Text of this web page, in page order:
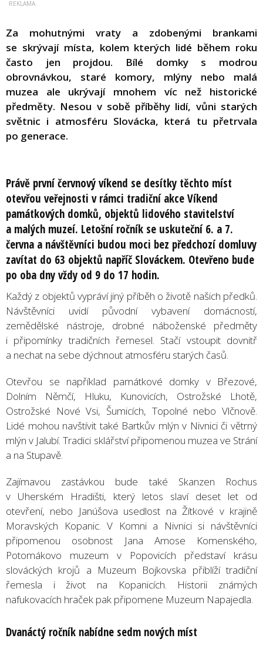
Za mohutnými vraty a zdobenými brankami
se skrývají místa, kolem kterých lidé během roku
často jen projdou. Bílé domky s modrou
obrovnávkou, staré komory, mlýny nebo malá
muzea ale ukrývají mnohem víc než historické
předměty. Nesou v sobě příběhy lidí, vůni starých
světnic i atmosféru Slovácka, která tu přetrvala
po generace.
Právě první červnový víkend se desítky těchto míst
otevřou veřejnosti v rámci tradiční akce Víkend
památkových domků, objektů lidového stavitelství
a malých muzeí. Letošní ročník se uskuteční 6. a 7.
června a návštěvníci budou moci bez předchozí domluvy
zavítat do 63 objektů napříč Slováckem. Otevřeno bude
po oba dny vždy od 9 do 17 hodin.
Každý z objektů vypráví jiný příběh o životě našich předků.
Návštěvníci uvidí původní vybavení domácností,
zemědělské nástroje, drobné náboženské předměty
i připomínky tradičních řemesel. Stačí vstoupit dovnitř
a nechat na sebe dýchnout atmosféru starých časů.
Otevřou se například památkové domky v Březové,
Dolním Němčí, Hluku, Kunovicích, Ostrožské Lhotě,
Ostrožské Nové Vsi, Šumicích, Topolné nebo Vlčnově.
Lidé mohou navštívit také Bartkův mlýn v Nivnici či větrný
mlýn v Jalubí. Tradici sklářství připomenou muzea ve Strání
a na Stupavě.
Zajímavou zastávkou bude také Skanzen Rochus
v Uherském Hradišti, který letos slaví deset let od
otevření, nebo Janúšova usedlost na Žítkové v krajině
Moravských Kopanic. V Komni a Nivnici si návštěvníci
připomenou osobnost Jana Amose Komenského,
Potomákovo muzeum v Popovicích představí krásu
slováckých krojů a Muzeum Bojkovska přiblíží tradiční
řemesla i život na Kopanicích. Historii známých
nafukovacích hraček pak připomene Muzeum Napajedla.
Dvanáctý ročník nabídne sedm nových míst